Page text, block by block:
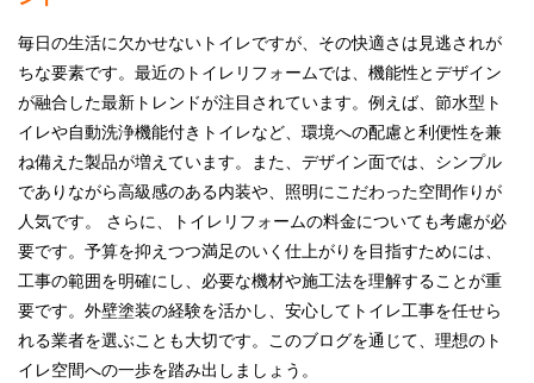
毎日の生活に欠かせないトイレですが、その快適さは見逃されが
ちな要素です。最近のトイレリフォームでは、機能性とデザイン
が融合した最新トレンドが注目されています。例えば、節水型ト
イレや自動洗浄機能付きトイレなど、環境への配慮と利便性を兼
ね備えた製品が増えています。また、デザイン面では、シンプル
でありながら高級感のある内装や、照明にこだわった空間作りが
人気です。 さらに、トイレリフォームの料金についても考慮が必
要です。予算を抑えつつ満足のいく仕上がりを目指すためには、
工事の範囲を明確にし、必要な機材や施工法を理解することが重
要です。外壁塗装の経験を活かし、安心してトイレ工事を任せら
れる業者を選ぶことも大切です。このブログを通じて、理想のト
イレ空間への一歩を踏み出しましょう。